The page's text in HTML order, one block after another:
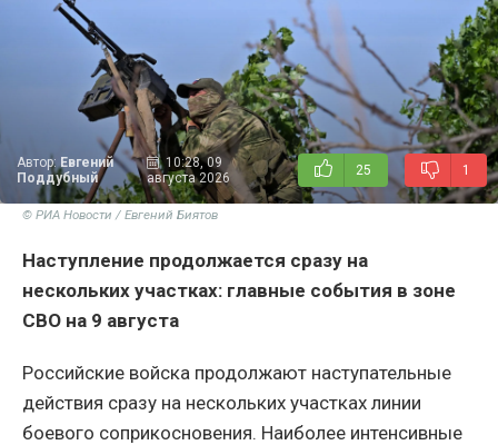
Автор: Евгений
Поддубный
10:28, 09
августа 2026
25 1
© РИА Новости / Евгений Биятов
Наступление продолжается сразу на
нескольких участках: главные события в зоне
СВО на 9 августа
Российские войска продолжают наступательные
действия сразу на нескольких участках линии
боевого соприкосновения. Наиболее интенсивные